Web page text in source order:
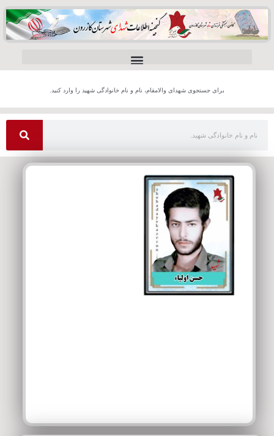
برای جستجوی شهدای والامقام، نام و نام خانوادگی شهید را وارد کنید.